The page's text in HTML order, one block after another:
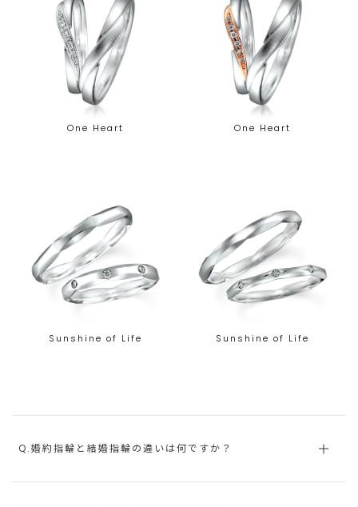
One Heart One Heart
Sunshine of Life Sunshine of Life
Q.婚約指輪と結婚指輪の違いは何ですか？